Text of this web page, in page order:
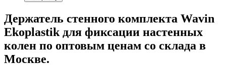
Держатель стенного комплекта Wavin
Ekoplastik для фиксации настенных
колен по оптовым ценам со склада в
Москве.